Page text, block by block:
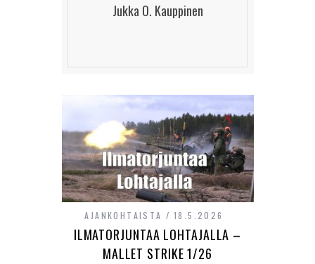
Jukka O. Kauppinen
AJANKOHTAISTA 18.5.2026
ILMATORJUNTAA LOHTAJALLA –
MALLET STRIKE 1/26